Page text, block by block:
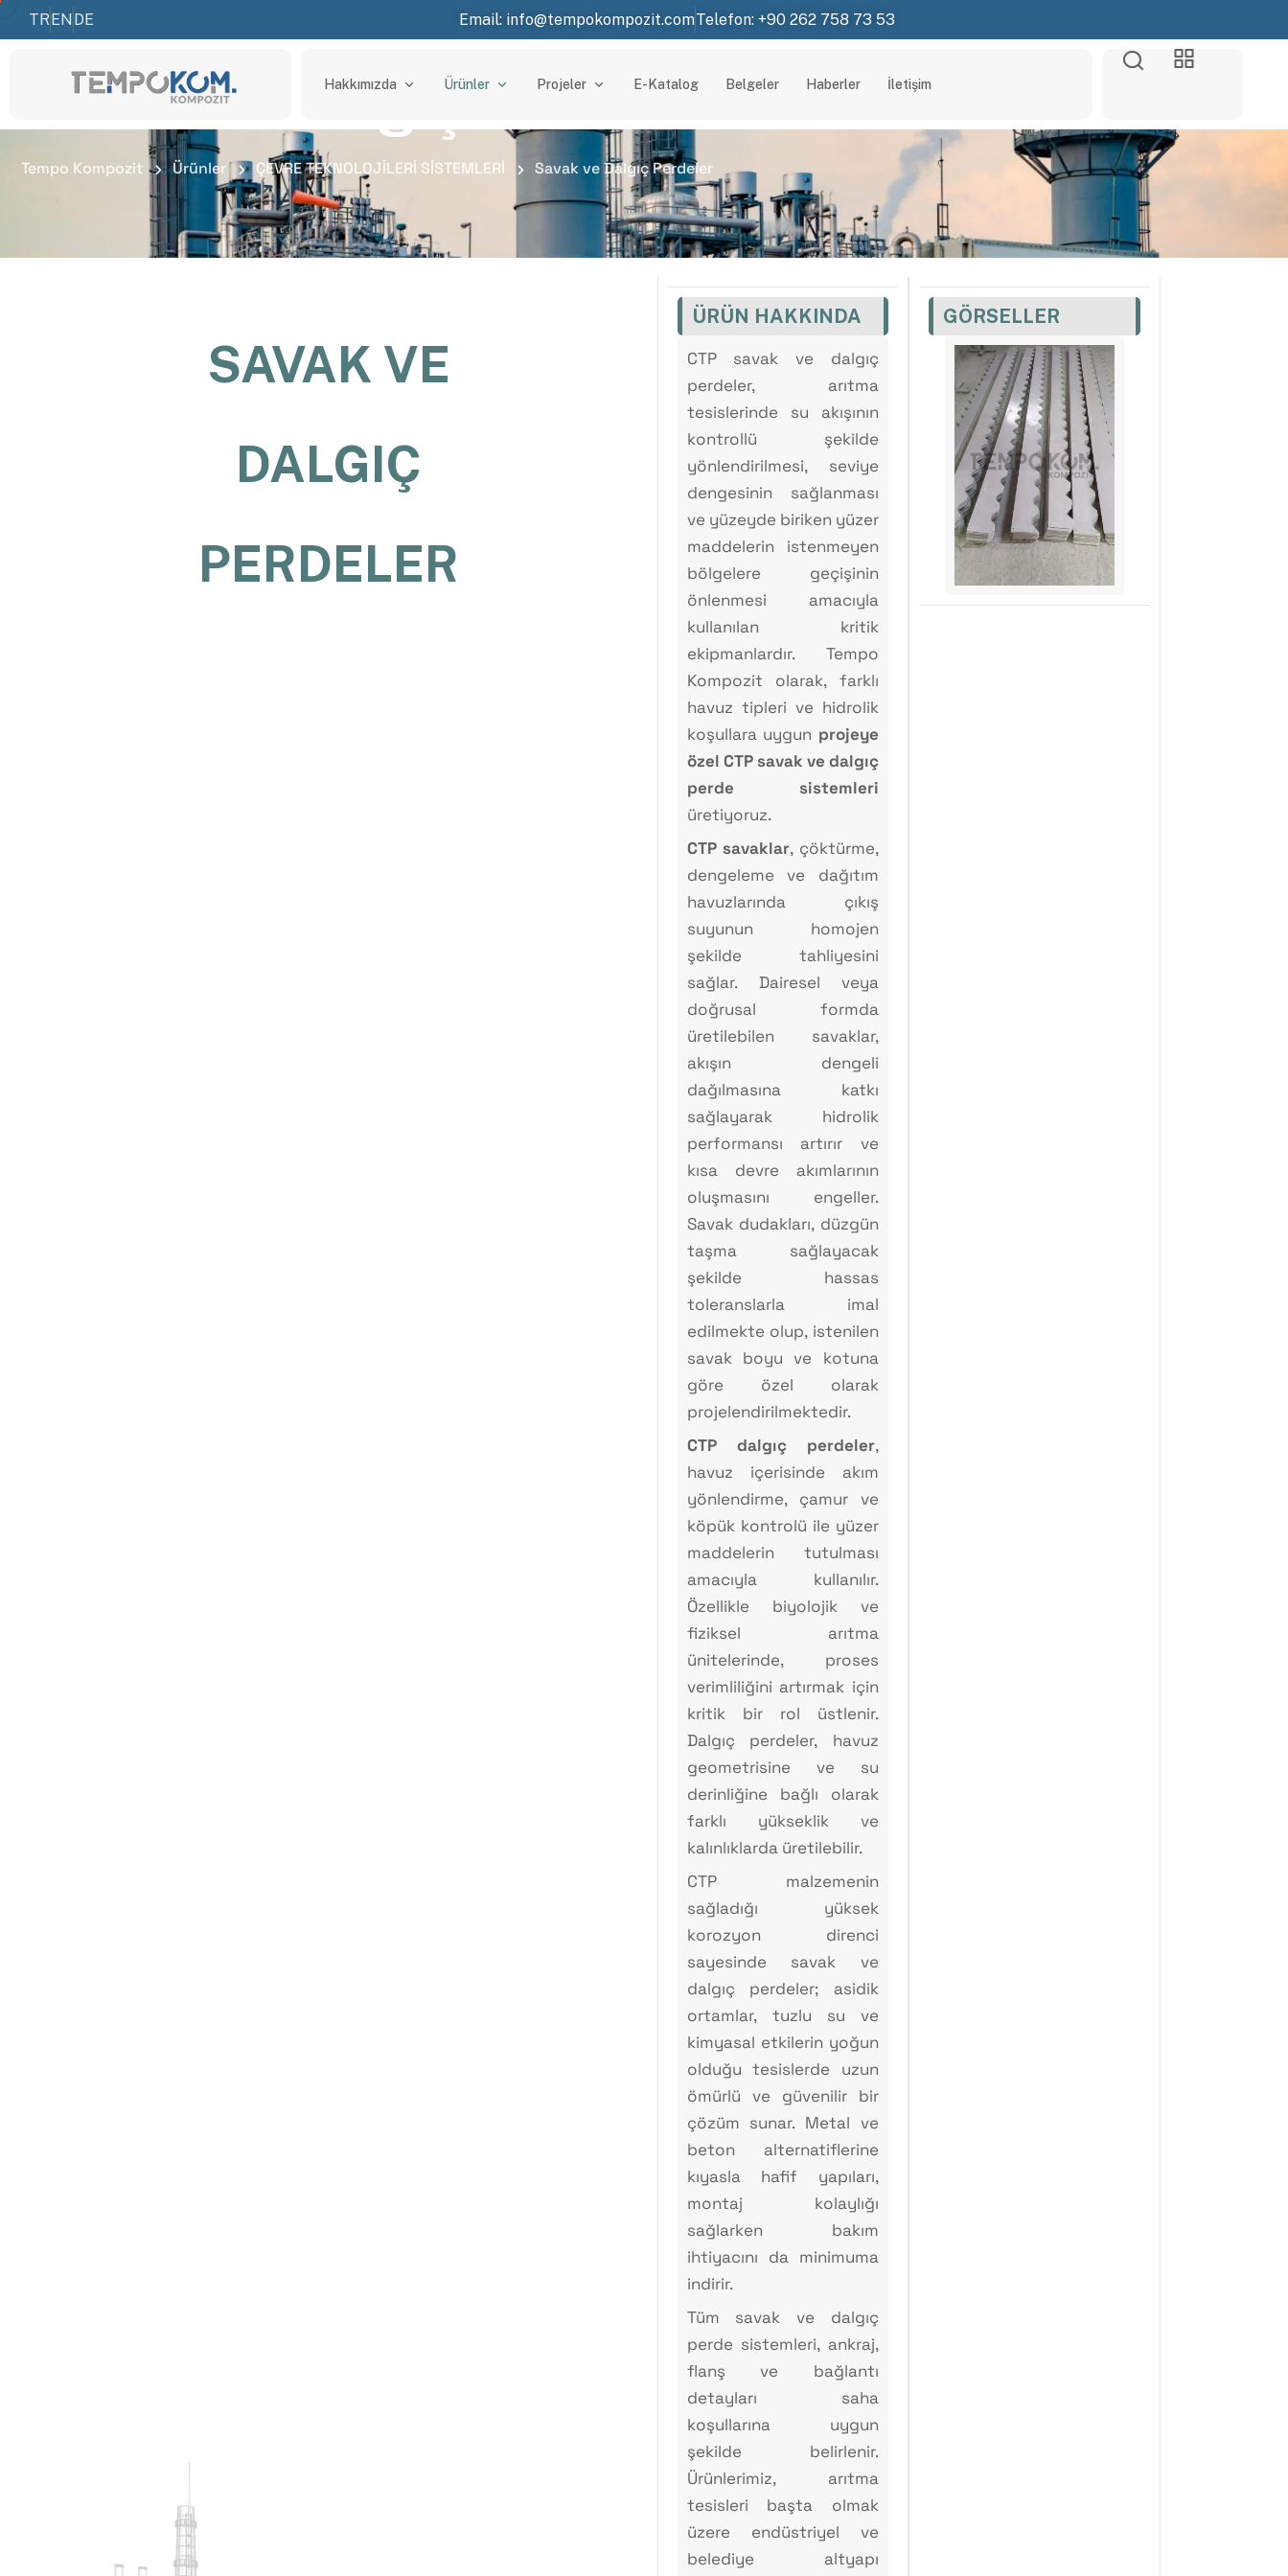
TRENDE Email: info@tempokompozit.comTelefon: +90 262 758 73 53
Hakkımızda Ürünler Projeler E-Katalog Belgeler Haberler İletişim
Savak ve Dalgıç Perdeler
Tempo Kompozit Ürünler ÇEVRE TEKNOLOJİLERİ SİSTEMLERİ Savak ve Dalgıç Perdeler
SAVAK VE
DALGIÇ
PERDELER
ÜRÜN HAKKINDA
CTP savak ve dalgıç
perdeler, arıtma
tesislerinde su akışının
kontrollü şekilde
yönlendirilmesi, seviye
dengesinin sağlanması
ve yüzeyde biriken yüzer
maddelerin istenmeyen
bölgelere geçişinin
önlenmesi amacıyla
kullanılan kritik
ekipmanlardır. Tempo
Kompozit olarak, farklı
havuz tipleri ve hidrolik
koşullara uygun projeye
özel CTP savak ve dalgıç
perde sistemleri
üretiyoruz.
CTP savaklar, çöktürme,
dengeleme ve dağıtım
havuzlarında çıkış
suyunun homojen
şekilde tahliyesini
sağlar. Dairesel veya
doğrusal formda
üretilebilen savaklar,
akışın dengeli
dağılmasına katkı
sağlayarak hidrolik
performansı artırır ve
kısa devre akımlarının
oluşmasını engeller.
Savak dudakları, düzgün
taşma sağlayacak
şekilde hassas
toleranslarla imal
edilmekte olup, istenilen
savak boyu ve kotuna
göre özel olarak
projelendirilmektedir.
CTP dalgıç perdeler,
havuz içerisinde akım
yönlendirme, çamur ve
köpük kontrolü ile yüzer
maddelerin tutulması
amacıyla kullanılır.
Özellikle biyolojik ve
fiziksel arıtma
ünitelerinde, proses
verimliliğini artırmak için
kritik bir rol üstlenir.
Dalgıç perdeler, havuz
geometrisine ve su
derinliğine bağlı olarak
farklı yükseklik ve
kalınlıklarda üretilebilir.
CTP malzemenin
sağladığı yüksek
korozyon direnci
sayesinde savak ve
dalgıç perdeler; asidik
ortamlar, tuzlu su ve
kimyasal etkilerin yoğun
olduğu tesislerde uzun
ömürlü ve güvenilir bir
çözüm sunar. Metal ve
beton alternatiflerine
kıyasla hafif yapıları,
montaj kolaylığı
sağlarken bakım
ihtiyacını da minimuma
indirir.
Tüm savak ve dalgıç
perde sistemleri, ankraj,
flanş ve bağlantı
detayları saha
koşullarına uygun
şekilde belirlenir.
Ürünlerimiz, arıtma
tesisleri başta olmak
üzere endüstriyel ve
belediye altyapı
GÖRSELLER